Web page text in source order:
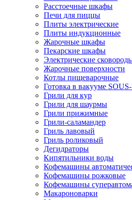
Расстоечные шкафы
Печи для пиццы
Плиты электрические
Плиты индукционные
Жарочные шкафы
Пекарские шкафы
Электрические
Жарочные поверхности
Котлы пищеварочные
Готовка в вакууме
Грили для кур
Грили для шаурмы
Грили прижимные
Грили-саламандер
Гриль лавовый
Гриль роликовый
Дегидраторы
Кипятильники воды
Кофемашины
Кофемашины рожковые
Кофемашины
Макароноварки